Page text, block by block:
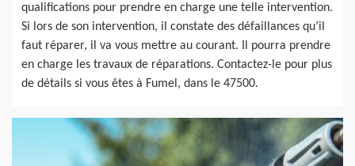
qualifications pour prendre en charge une telle intervention.
Si lors de son intervention, il constate des défaillances qu’il
faut réparer, il va vous mettre au courant. Il pourra prendre
en charge les travaux de réparations. Contactez-le pour plus
de détails si vous êtes à Fumel, dans le 47500.